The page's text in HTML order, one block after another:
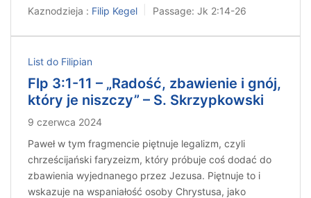
Kaznodzieja : Filip Kegel Passage: Jk 2:14-26
List do Filipian
Flp 3:1-11 – „Radość, zbawienie i gnój,
który je niszczy” – S. Skrzypkowski
9 czerwca 2024
Paweł w tym fragmencie piętnuje legalizm, czyli
chrześcijański faryzeizm, który próbuje coś dodać do
zbawienia wyjednanego przez Jezusa. Piętnuje to i
wskazuje na wspaniałość osoby Chrystusa, jako